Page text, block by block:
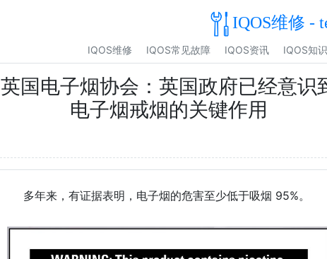
IQOS维修 -
IQOS维修 IQOS常见故障 IQOS资讯 IQOS知
英国电子烟协会：英国政府已经意识
电子烟戒烟的关键作用
多年来，有证据表明，电子烟的危害至少低于吸烟 95%。